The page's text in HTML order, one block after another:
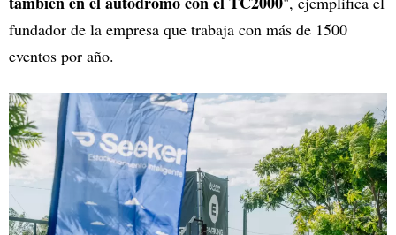
fundador de la empresa que trabaja con más de 1500
eventos por año.